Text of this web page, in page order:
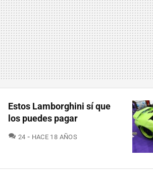
Estos Lamborghini sí que
los puedes pagar
24 COMENTARIOS
HACE 18 AÑOS